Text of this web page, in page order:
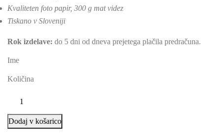
Kvaliteten foto papir, 300 g mat videz
Tiskano v Sloveniji
Rok izdelave: do 5 dni od dneva prejetega plačila predračuna.
Ime
Količina
Dodaj v košarico